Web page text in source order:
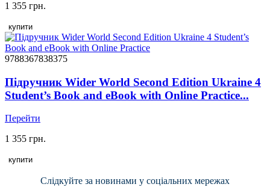
1 355 грн.
купити
9788367838375
Підручник Wider World Second Edition Ukraine 4
Student’s Book and eBook with Online Practice...
Перейти
1 355 грн.
купити
Слідкуйте за новинами у соціальних мережах